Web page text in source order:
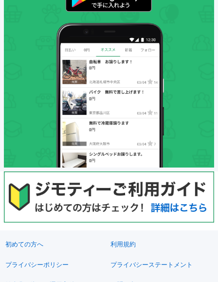
初めての方へ 利用規約
プライバシーポリシー プライバシーステートメント